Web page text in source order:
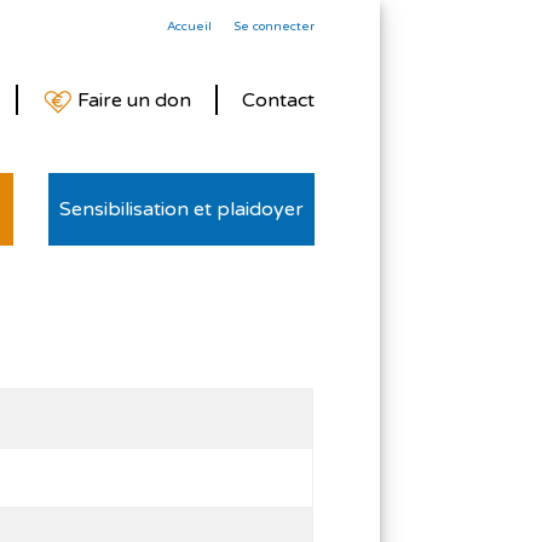
Accueil Se connecter
Contact
Faire un don
Sensibilisation et plaidoyer